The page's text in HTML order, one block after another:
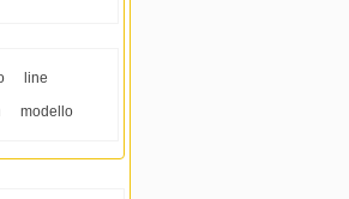
line
modello